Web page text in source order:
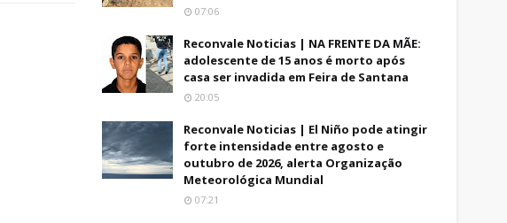
07:06
Reconvale Noticias | NA FRENTE DA MÃE:
adolescente de 15 anos é morto após
casa ser invadida em Feira de Santana
20:05
Reconvale Noticias | El Niño pode atingir
forte intensidade entre agosto e
outubro de 2026, alerta Organização
Meteorológica Mundial
07:21